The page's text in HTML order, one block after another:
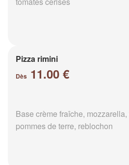
Pizza rimini
Dès 11.00 €
Base crème fraîche,
pommes de terre, reblochon